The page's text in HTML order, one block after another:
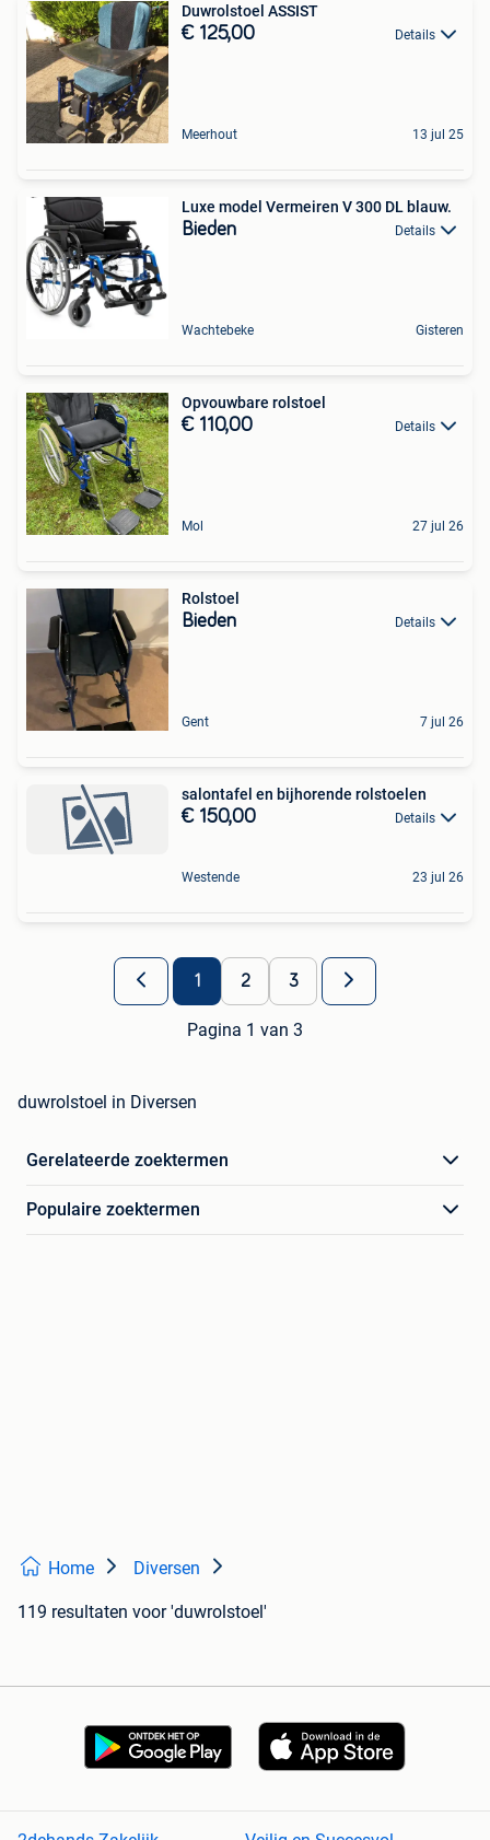
Duwrolstoel ASSIST
€ 125,00 Details
Meerhout 13 jul 25
Luxe model Vermeiren V 300 DL blauw.
Bieden Details
Wachtebeke Gisteren
Opvouwbare rolstoel
€ 110,00 Details
Mol 27 jul 26
Rolstoel
Bieden Details
Gent 7 jul 26
salontafel en bijhorende rolstoelen
€ 150,00 Details
Westende 23 jul 26
1 2 3
Pagina 1 van 3
duwrolstoel in Diversen
Gerelateerde zoektermen
Populaire zoektermen
Home Diversen
119 resultaten voor 'duwrolstoel'